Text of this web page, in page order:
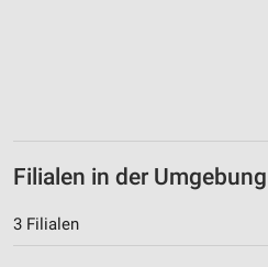
Filialen in der Umgebung
3 Filialen
personalisierter Inhalte